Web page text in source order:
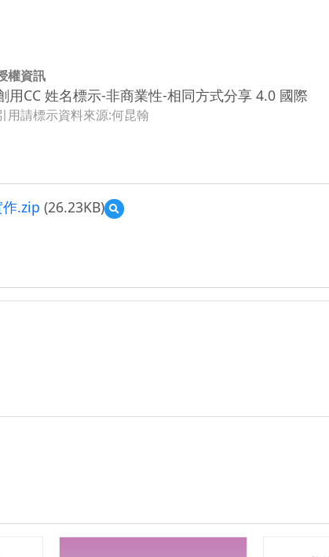
權資訊
用CC 姓名標示-非商業性-相同方式分享 4.0 國際
用請標示資料來源:何昆翰
.zip (26.23KB)
預
覽
關!6PIN
制
與
實